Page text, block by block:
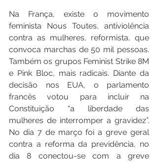
Na França, existe o movimento
feminista Nous Toutes, antiviolência
contra as mulheres, reformista, que
convoca marchas de 50 mil pessoas.
Também os grupos Feminist Strike 8M
e Pink Bloc, mais radicais. Diante da
decisão nos EUA, o parlamento
francês votou para incluir na
Constituição “a liberdade das
mulheres de interromper a gravidez”.
No dia 7 de março foi a greve geral
contra a reforma da previdência, no
dia 8 conectou-se com a greve